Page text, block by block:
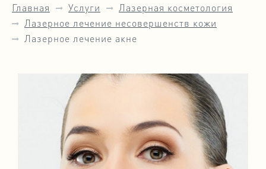
Главная Услуги
Лазерная косметология
Лазерное лечение несовершенств кожи
Лазерное лечение акне